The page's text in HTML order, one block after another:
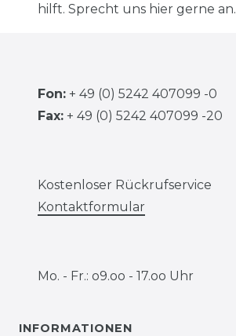
hilft. Sprecht uns hier gerne an.
Fon: + 49 (0) 5242 407099 -0
Fax: + 49 (0) 5242 407099 -20
Kostenloser Rückrufservice
Kontaktformular
Mo. - Fr.: o9.oo - 17.oo Uhr
INFORMATIONEN